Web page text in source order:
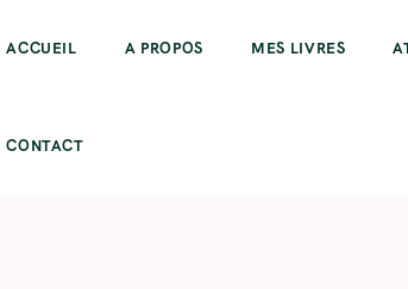
ACCUEIL A PROPOS MES LIVRES
CONTACT